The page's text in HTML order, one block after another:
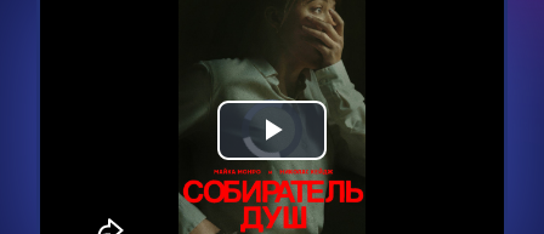
Видеоплеер
Воспроизвести
видео